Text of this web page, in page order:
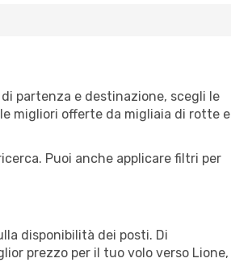
partenza e destinazione, scegli le
migliori offerte da migliaia di rotte e
Puoi anche applicare filtri per
disponibilità dei posti. Di
prezzo per il tuo volo verso Lione,